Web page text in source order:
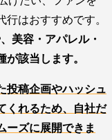
はおすすめです。
美容・アパレル・
該当します。
投稿企画やハッシュ
くれるため、自社だ
ーズに展開できま